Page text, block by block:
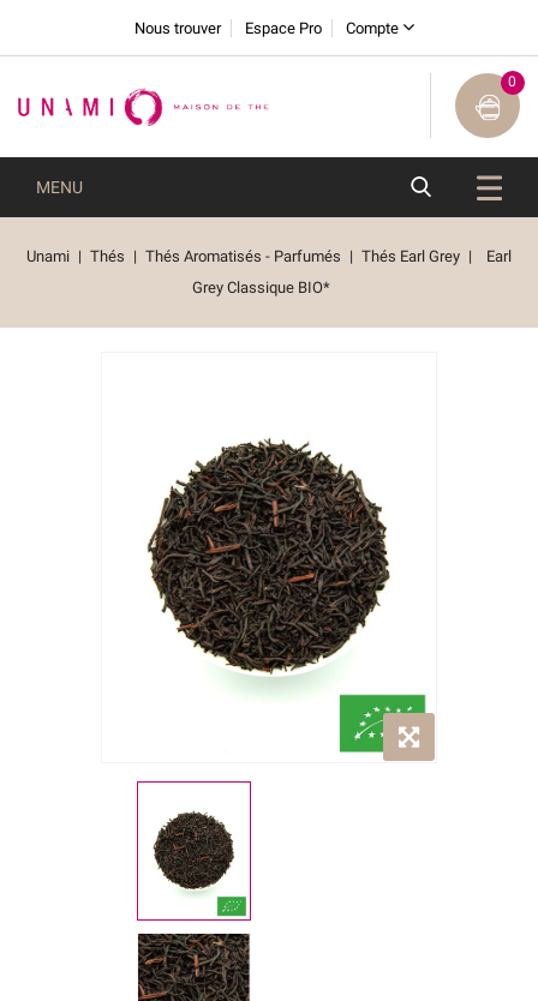
Nous trouver Espace Pro Compte
0
MENU
Unami Thés Thés Aromatisés - Parfumés Thés Earl Grey
Earl
Grey Classique BIO*